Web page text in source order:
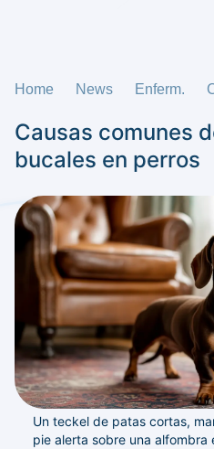
Home News Enferm.
Causas comunes
bucales en perros
Un teckel de patas cortas,
pie alerta sobre una alfombra